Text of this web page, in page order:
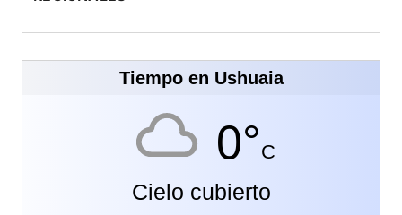
Tiempo en Ushuaia
0°C
Cielo cubierto